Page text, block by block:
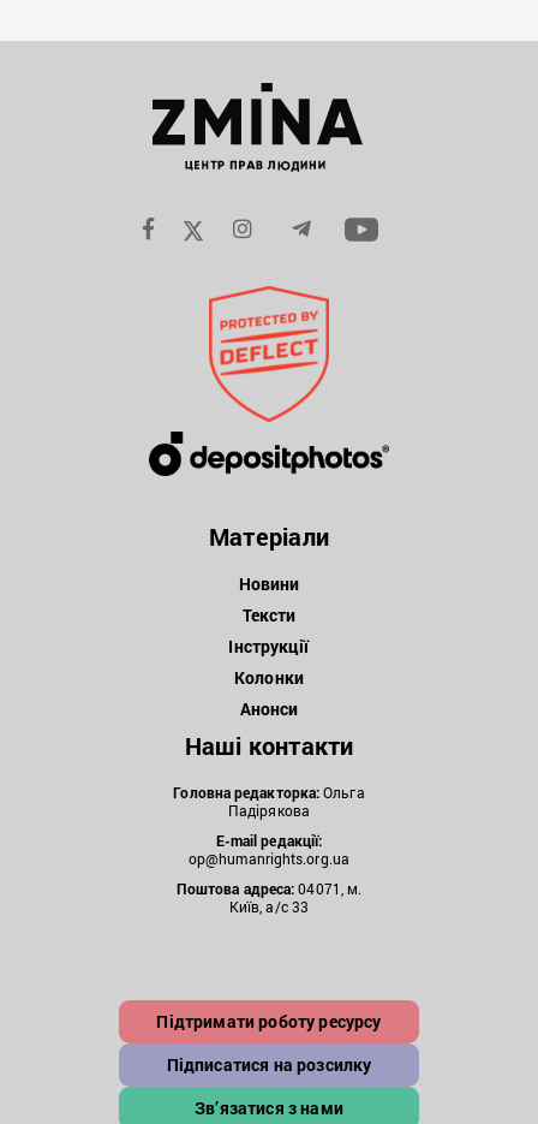
Матеріали
Новини
Тексти
Інструкції
Колонки
Анонси
Наші контакти
Головна редакторка:Ольга
Падірякова
E-mail редакції:
op@humanrights.org.ua
Поштова адреса:04071, м.
Київ, а/с 33
Підтримати роботу ресурсу
Підписатися на розсилку
Зв’язатися з нами